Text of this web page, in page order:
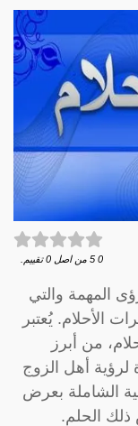
0
5 من اصل 0 تقييم.
المهمة والتي
الأحلام. يُعتبر
من أبرز
لرؤية أهل الزوج
الشاملة بعرض
الحلم.